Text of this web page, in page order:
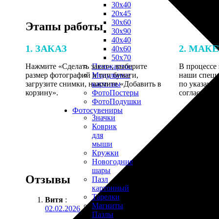
30х40
20х45
30х60
30х90
40х40
40х60
50х70
Пенокартон
Модульные
картины
ФотоПостеры
ФотоПодушки
Фотоcувениры
Значки
Коврик
для
мыши
Кружки
Новогодние
шары
Пазл
картонный
Тарелки
Магниты
Пазлы
Этапы работы
1. ЗАКАЗ
Нажмите «Сделать заказ», выберите
размер фотографий и тип бумаги,
загрузите снимки, нажмите «Добавить в
корзину».
2.
В процессе
наши
по
Отзывы
Витя :
02.02.2026